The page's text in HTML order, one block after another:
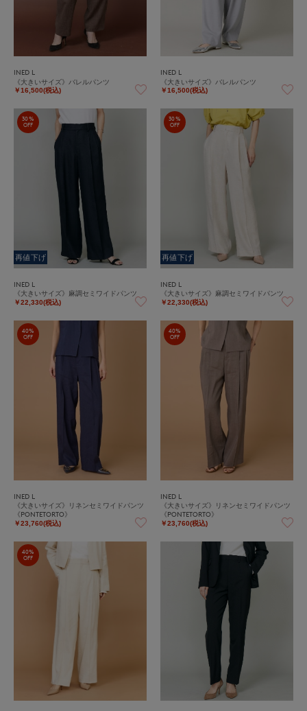
INED L
《大きいサイズ》バレルパンツ
￥16,500(税込)
INED L
《大きいサイズ》バレルパンツ
￥16,500(税込)
30%
OFF
再値下げ
INED L
《大きいサイズ》麻調セミワイドパンツ
￥22,330(税込)
30%
OFF
再値下げ
INED L
《大きいサイズ》麻調セミワイドパンツ
￥22,330(税込)
40%
OFF
INED L
《大きいサイズ》リネンセミワイドパンツ
《PONTETORTO》
￥23,760(税込)
40%
OFF
INED L
《大きいサイズ》リネンセミワイドパンツ
《PONTETORTO》
￥23,760(税込)
40%
OFF